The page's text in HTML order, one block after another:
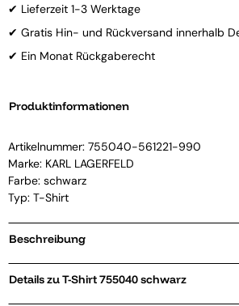
✔ Lieferzeit 1-3 Werktage
✔ Gratis Hin- und Rückversand innerhalb
✔ Ein Monat Rückgaberecht
Produktinformationen
Artikelnummer: 755040-561221-990
Marke: KARL LAGERFELD
Farbe: schwarz
Typ: T-Shirt
Beschreibung
Details zu T-Shirt 755040 schwarz